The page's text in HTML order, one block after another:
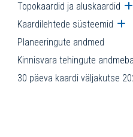
Topokaardid ja aluskaardid
Kaardilehtede süsteemid
Planeeringute andmed
Kinnisvara tehingute
30 päeva kaardi väljakutse